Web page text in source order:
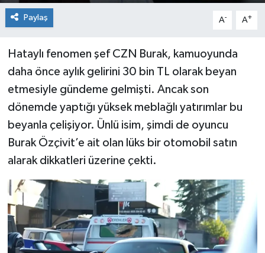
Paylaş A- A+
Hataylı fenomen şef CZN Burak, kamuoyunda
daha önce aylık gelirini 30 bin TL olarak beyan
etmesiyle gündeme gelmişti. Ancak son
dönemde yaptığı yüksek meblağlı yatırımlar bu
beyanla çelişiyor. Ünlü isim, şimdi de oyuncu
Burak Özçivit’e ait olan lüks bir otomobil satın
alarak dikkatleri üzerine çekti.